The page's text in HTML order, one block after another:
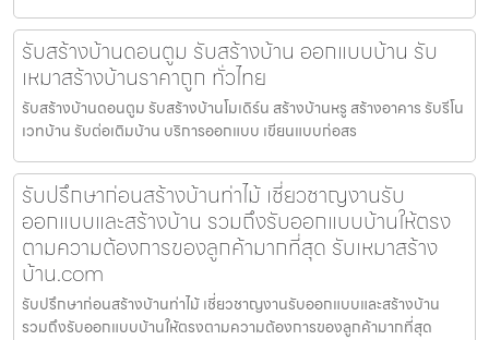
รับสร้างบ้านดอนตูม รับสร้างบ้าน ออกแบบบ้าน รับ
เหมาสร้างบ้านราคาถูก ทั่วไทย
รับสร้างบ้านดอนตูม รับสร้างบ้านโมเดิร์น สร้างบ้านหรู สร้างอาคาร รับรีโน
เวทบ้าน รับต่อเติมบ้าน บริการออกแบบ เขียนแบบก่อสร
รับปรึกษาก่อนสร้างบ้านท่าไม้ เชี่ยวชาญงานรับ
ออกแบบและสร้างบ้าน รวมถึงรับออกแบบบ้านให้ตรง
ตามความต้องการของลูกค้ามากที่สุด รับเหมาสร้าง
บ้าน.com
รับปรึกษาก่อนสร้างบ้านท่าไม้ เชี่ยวชาญงานรับออกแบบและสร้างบ้าน
รวมถึงรับออกแบบบ้านให้ตรงตามความต้องการของลูกค้ามากที่สุด